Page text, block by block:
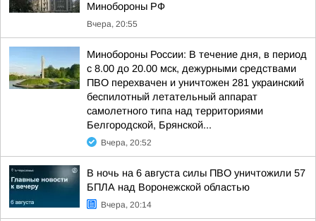
Минобороны РФ
Вчера, 20:55
Минобороны России: В течение дня, в период
с 8.00 до 20.00 мск, дежурными средствами
ПВО перехвачен и уничтожен 281 украинский
беспилотный летательный аппарат
самолетного типа над территориями
Белгородской, Брянской...
Вчера, 20:52
В ночь на 6 августа силы ПВО уничтожили 57
БПЛА над Воронежской областью
Вчера, 20:14